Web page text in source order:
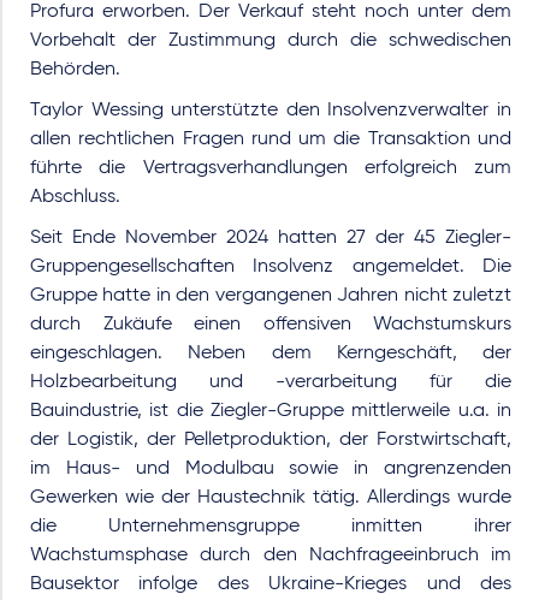
Profura erworben. Der Verkauf steht noch unter dem
Vorbehalt der Zustimmung durch die schwedischen
Behörden.
Taylor Wessing unterstützte den Insolvenzverwalter in
allen rechtlichen Fragen rund um die Transaktion und
führte die Vertragsverhandlungen erfolgreich zum
Abschluss.
Seit Ende November 2024 hatten 27 der 45 Ziegler-
Gruppengesellschaften Insolvenz angemeldet. Die
Gruppe hatte in den vergangenen Jahren nicht zuletzt
durch Zukäufe einen offensiven Wachstumskurs
eingeschlagen. Neben dem Kerngeschäft, der
Holzbearbeitung und -verarbeitung für die
Bauindustrie, ist die Ziegler-Gruppe mittlerweile u.a. in
der Logistik, der Pelletproduktion, der Forstwirtschaft,
im Haus- und Modulbau sowie in angrenzenden
Gewerken wie der Haustechnik tätig. Allerdings wurde
die Unternehmensgruppe inmitten ihrer
Wachstumsphase durch den Nachfrageeinbruch im
Bausektor infolge des Ukraine-Krieges und des